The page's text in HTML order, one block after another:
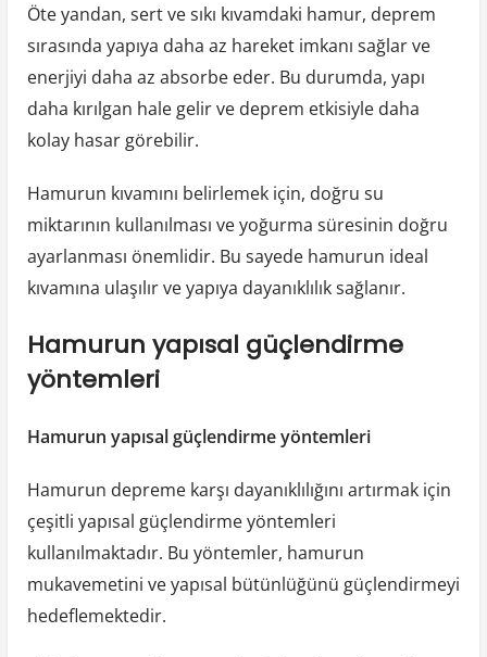
Öte yandan, sert ve sıkı kıvamdaki hamur, deprem
sırasında yapıya daha az hareket imkanı sağlar ve
enerjiyi daha az absorbe eder. Bu durumda, yapı
daha kırılgan hale gelir ve deprem etkisiyle daha
kolay hasar görebilir.
Hamurun kıvamını belirlemek için, doğru su
miktarının kullanılması ve yoğurma süresinin doğru
ayarlanması önemlidir. Bu sayede hamurun ideal
kıvamına ulaşılır ve yapıya dayanıklılık sağlanır.
Hamurun yapısal güçlendirme
yöntemleri
Hamurun yapısal güçlendirme yöntemleri
Hamurun depreme karşı dayanıklılığını artırmak için
çeşitli yapısal güçlendirme yöntemleri
kullanılmaktadır. Bu yöntemler, hamurun
mukavemetini ve yapısal bütünlüğünü güçlendirmeyi
hedeflemektedir.